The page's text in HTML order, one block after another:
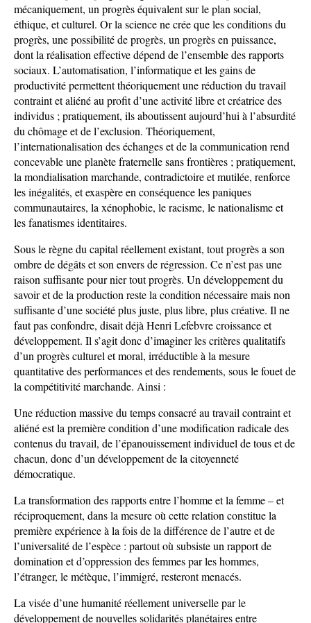
mécaniquement, un progrès équivalent sur le plan social,
éthique, et culturel. Or la science ne crée que les conditions du
progrès, une possibilité de progrès, un progrès en puissance,
dont la réalisation effective dépend de l’ensemble des rapports
sociaux. L’automatisation, l’informatique et les gains de
productivité permettent théoriquement une réduction du travail
contraint et aliéné au profit d’une activité libre et créatrice des
individus ; pratiquement, ils aboutissent aujourd’hui à l’absurdité
du chômage et de l’exclusion. Théoriquement,
l’internationalisation des échanges et de la communication rend
concevable une planète fraternelle sans frontières ; pratiquement,
la mondialisation marchande, contradictoire et mutilée, renforce
les inégalités, et exaspère en conséquence les paniques
communautaires, la xénophobie, le racisme, le nationalisme et
les fanatismes identitaires.
Sous le règne du capital réellement existant, tout progrès a son
ombre de dégâts et son envers de régression. Ce n’est pas une
raison suffisante pour nier tout progrès. Un développement du
savoir et de la production reste la condition nécessaire mais non
suffisante d’une société plus juste, plus libre, plus créative. Il ne
faut pas confondre, disait déjà Henri Lefebvre croissance et
développement. Il s’agit donc d’imaginer les critères qualitatifs
d’un progrès culturel et moral, irréductible à la mesure
quantitative des performances et des rendements, sous le fouet de
la compétitivité marchande. Ainsi :
Une réduction massive du temps consacré au travail contraint et
aliéné est la première condition d’une modification radicale des
contenus du travail, de l’épanouissement individuel de tous et de
chacun, donc d’un développement de la citoyenneté
démocratique.
La transformation des rapports entre l’homme et la femme – et
réciproquement, dans la mesure où cette relation constitue la
première expérience à la fois de la différence de l’autre et de
l’universalité de l’espèce : partout où subsiste un rapport de
domination et d’oppression des femmes par les hommes,
l’étranger, le métèque, l’immigré, resteront menacés.
La visée d’une humanité réellement universelle par le
développement de nouvelles solidarités planétaires entre